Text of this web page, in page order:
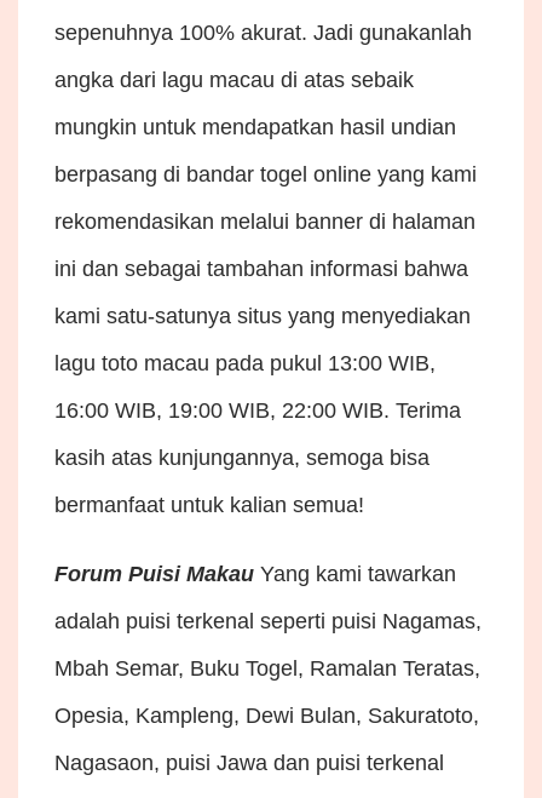
sepenuhnya 100% akurat. Jadi gunakanlah
angka dari lagu macau di atas sebaik
mungkin untuk mendapatkan hasil undian
berpasang di bandar togel online yang kami
rekomendasikan melalui banner di halaman
ini dan sebagai tambahan informasi bahwa
kami satu-satunya situs yang menyediakan
lagu toto macau pada pukul 13:00 WIB,
16:00 WIB, 19:00 WIB, 22:00 WIB. Terima
kasih atas kunjungannya, semoga bisa
bermanfaat untuk kalian semua!
Forum Puisi Makau Yang kami tawarkan
adalah puisi terkenal seperti puisi Nagamas,
Mbah Semar, Buku Togel, Ramalan Teratas,
Opesia, Kampleng, Dewi Bulan, Sakuratoto,
Nagasaon, puisi Jawa dan puisi terkenal